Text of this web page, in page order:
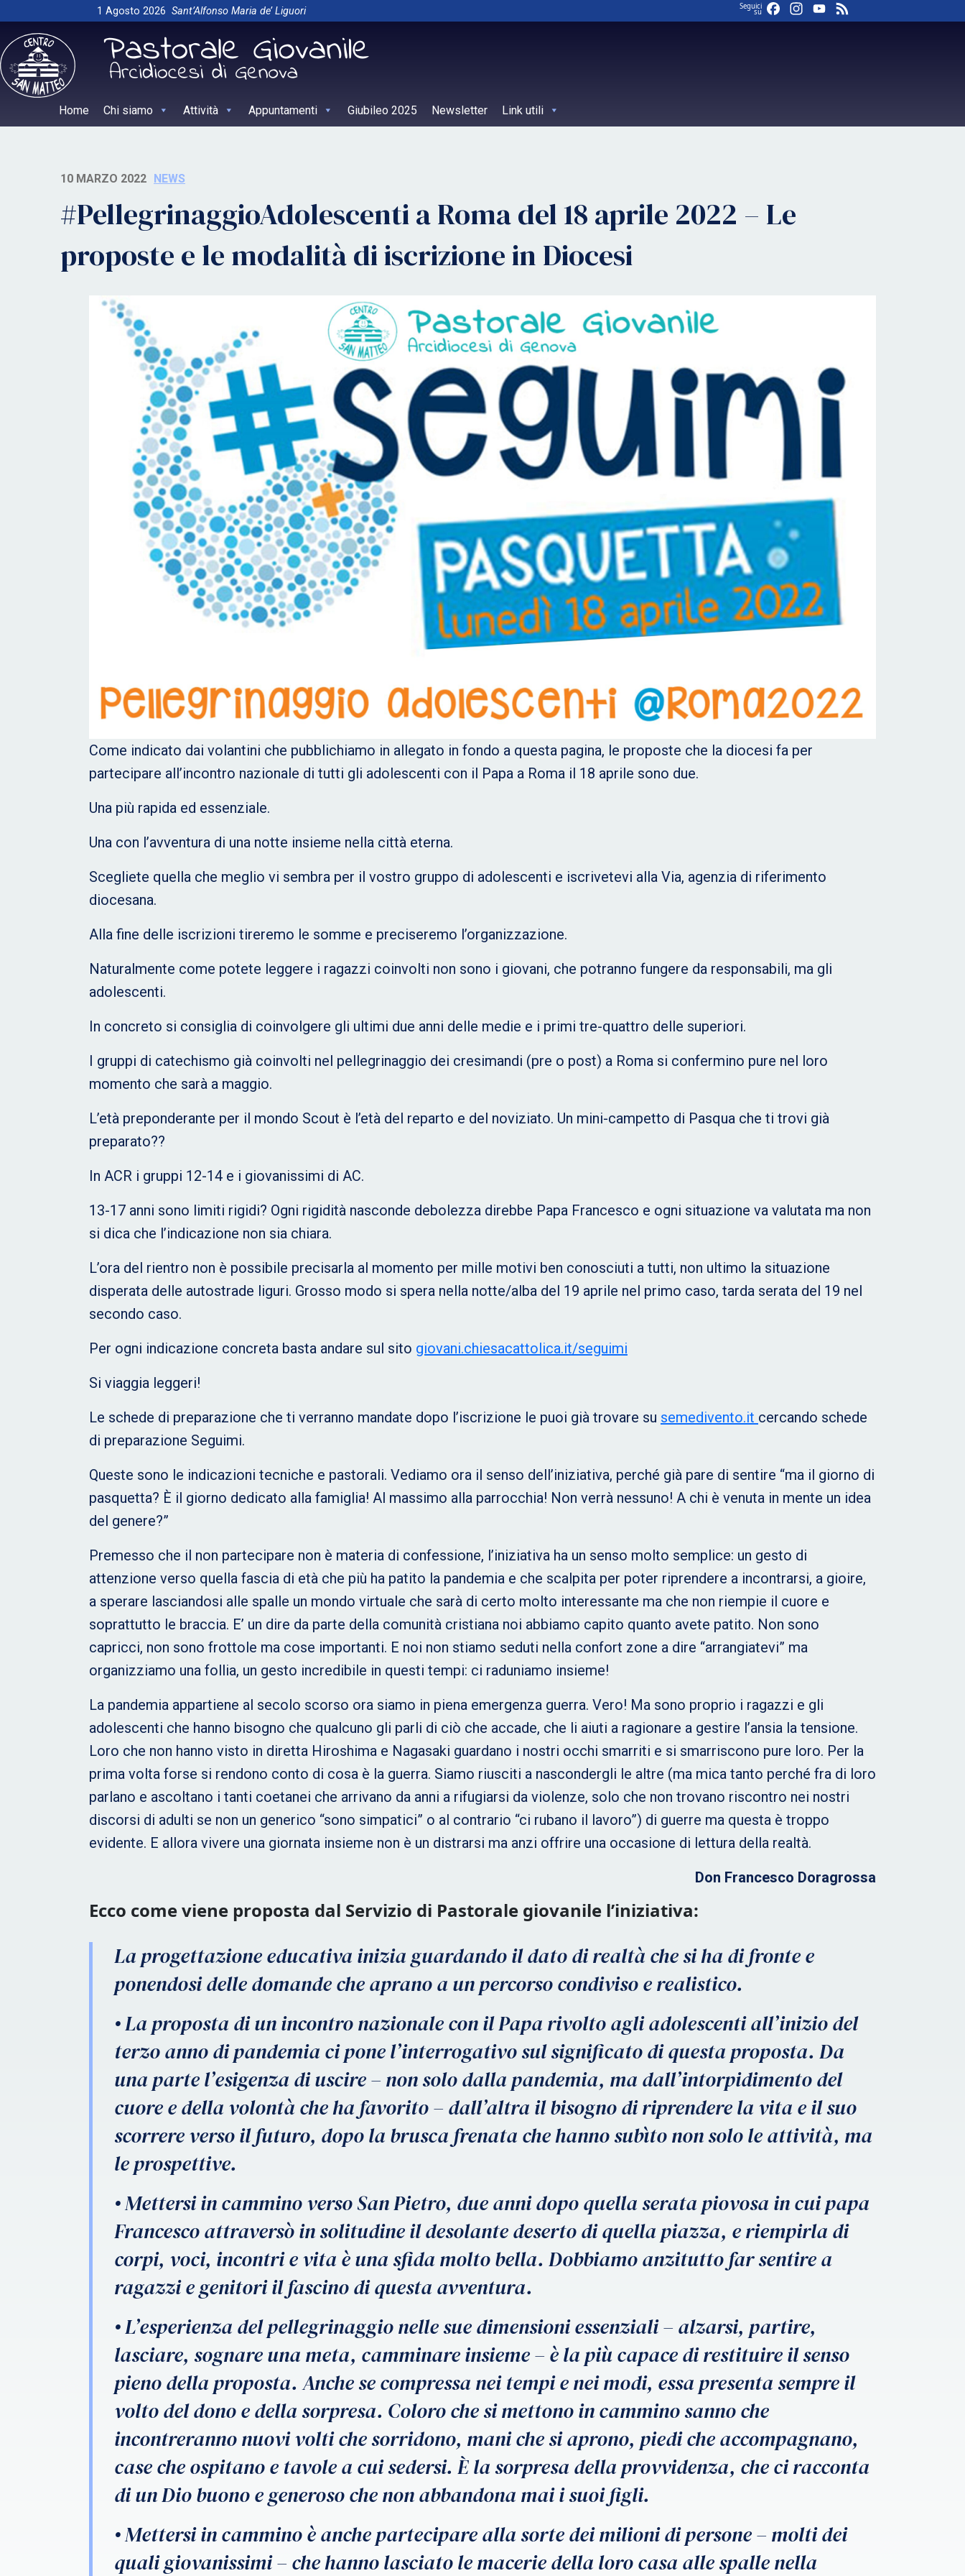
to
content
1 Agosto 2026 Sant’Alfonso Maria de’ Liguori Seguici
su FacebookInstagram
YouTube
Home Chi siamo Attività Appuntamenti Giubileo 2025 Newsletter Link utili
10 MARZO 2022 NEWS
#PellegrinaggioAdolescenti a Roma del 18 aprile 2022 – Le
proposte e le modalità di iscrizione in Diocesi
Come indicato dai volantini che pubblichiamo in allegato in fondo a questa pagina, le proposte che la diocesi fa per
partecipare all’incontro nazionale di tutti gli adolescenti con il Papa a Roma il 18 aprile sono due.
Una più rapida ed essenziale.
Una con l’avventura di una notte insieme nella città eterna.
Scegliete quella che meglio vi sembra per il vostro gruppo di adolescenti e iscrivetevi alla Via, agenzia di riferimento
diocesana.
Alla fine delle iscrizioni tireremo le somme e preciseremo l’organizzazione.
Naturalmente come potete leggere i ragazzi coinvolti non sono i giovani, che potranno fungere da responsabili, ma gli
adolescenti.
In concreto si consiglia di coinvolgere gli ultimi due anni delle medie e i primi tre-quattro delle superiori.
I gruppi di catechismo già coinvolti nel pellegrinaggio dei cresimandi (pre o post) a Roma si confermino pure nel loro
momento che sarà a maggio.
L’età preponderante per il mondo Scout è l’età del reparto e del noviziato. Un mini-campetto di Pasqua che ti trovi già
preparato??
In ACR i gruppi 12-14 e i giovanissimi di AC.
13-17 anni sono limiti rigidi? Ogni rigidità nasconde debolezza direbbe Papa Francesco e ogni situazione va valutata ma non
si dica che l’indicazione non sia chiara.
L’ora del rientro non è possibile precisarla al momento per mille motivi ben conosciuti a tutti, non ultimo la situazione
disperata delle autostrade liguri. Grosso modo si spera nella notte/alba del 19 aprile nel primo caso, tarda serata del 19 nel
secondo caso.
Per ogni indicazione concreta basta andare sul sito giovani.chiesacattolica.it/seguimi
Si viaggia leggeri!
Le schede di preparazione che ti verranno mandate dopo l’iscrizione le puoi già trovare su semedivento.it cercando schede
di preparazione Seguimi.
Queste sono le indicazioni tecniche e pastorali. Vediamo ora il senso dell’iniziativa, perché già pare di sentire “ma il giorno di
pasquetta? È il giorno dedicato alla famiglia! Al massimo alla parrocchia! Non verrà nessuno! A chi è venuta in mente un idea
del genere?”
Premesso che il non partecipare non è materia di confessione, l’iniziativa ha un senso molto semplice: un gesto di
attenzione verso quella fascia di età che più ha patito la pandemia e che scalpita per poter riprendere a incontrarsi, a gioire,
a sperare lasciandosi alle spalle un mondo virtuale che sarà di certo molto interessante ma che non riempie il cuore e
soprattutto le braccia. E’ un dire da parte della comunità cristiana noi abbiamo capito quanto avete patito. Non sono
capricci, non sono frottole ma cose importanti. E noi non stiamo seduti nella confort zone a dire “arrangiatevi” ma
organizziamo una follia, un gesto incredibile in questi tempi: ci raduniamo insieme!
La pandemia appartiene al secolo scorso ora siamo in piena emergenza guerra. Vero! Ma sono proprio i ragazzi e gli
adolescenti che hanno bisogno che qualcuno gli parli di ciò che accade, che li aiuti a ragionare a gestire l’ansia la tensione.
Loro che non hanno visto in diretta Hiroshima e Nagasaki guardano i nostri occhi smarriti e si smarriscono pure loro. Per la
prima volta forse si rendono conto di cosa è la guerra. Siamo riusciti a nascondergli le altre (ma mica tanto perché fra di loro
parlano e ascoltano i tanti coetanei che arrivano da anni a rifugiarsi da violenze, solo che non trovano riscontro nei nostri
discorsi di adulti se non un generico “sono simpatici” o al contrario “ci rubano il lavoro”) di guerre ma questa è troppo
evidente. E allora vivere una giornata insieme non è un distrarsi ma anzi offrire una occasione di lettura della realtà.
Don Francesco Doragrossa
Ecco come viene proposta dal Servizio di Pastorale giovanile l’iniziativa:
La progettazione educativa inizia guardando il dato di realtà che si ha di fronte e
ponendosi delle domande che aprano a un percorso condiviso e realistico.
• La proposta di un incontro nazionale con il Papa rivolto agli adolescenti all’inizio del
terzo anno di pandemia ci pone l’interrogativo sul significato di questa proposta. Da
una parte l’esigenza di uscire – non solo dalla pandemia, ma dall’intorpidimento del
cuore e della volontà che ha favorito – dall’altra il bisogno di riprendere la vita e il suo
scorrere verso il futuro, dopo la brusca frenata che hanno subìto non solo le attività, ma
le prospettive.
• Mettersi in cammino verso San Pietro, due anni dopo quella serata piovosa in cui papa
Francesco attraversò in solitudine il desolante deserto di quella piazza, e riempirla di
corpi, voci, incontri e vita è una sfida molto bella. Dobbiamo anzitutto far sentire a
ragazzi e genitori il fascino di questa avventura.
• L’esperienza del pellegrinaggio nelle sue dimensioni essenziali – alzarsi, partire,
lasciare, sognare una meta, camminare insieme – è la più capace di restituire il senso
pieno della proposta. Anche se compressa nei tempi e nei modi, essa presenta sempre il
volto del dono e della sorpresa. Coloro che si mettono in cammino sanno che
incontreranno nuovi volti che sorridono, mani che si aprono, piedi che accompagnano,
case che ospitano e tavole a cui sedersi. È la sorpresa della provvidenza, che ci racconta
di un Dio buono e generoso che non abbandona mai i suoi figli.
• Mettersi in cammino è anche partecipare alla sorte dei milioni di persone – molti dei
quali giovanissimi – che hanno lasciato le macerie della loro casa alle spalle nella